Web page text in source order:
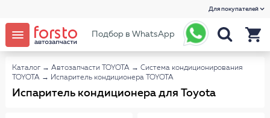
Для покупателей
Подбор в WhatsApp
Каталог → Автозапчасти TOYOTA → Система кондиционирования
TOYOTA → Испаритель кондиционера TOYOTA
Испаритель кондиционера для Toyota